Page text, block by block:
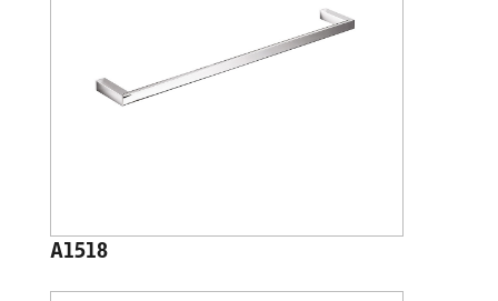
A1518